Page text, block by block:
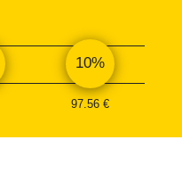
10%
97.56 €